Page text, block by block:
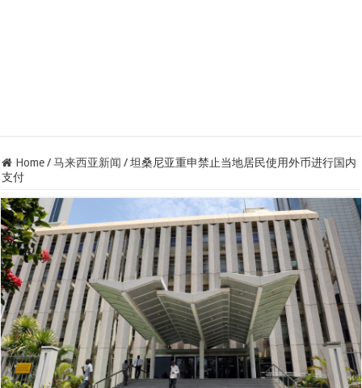
Home / 马来西亚新闻 / 坦桑尼亚重申禁止当地居民使用外币进行国内
支付